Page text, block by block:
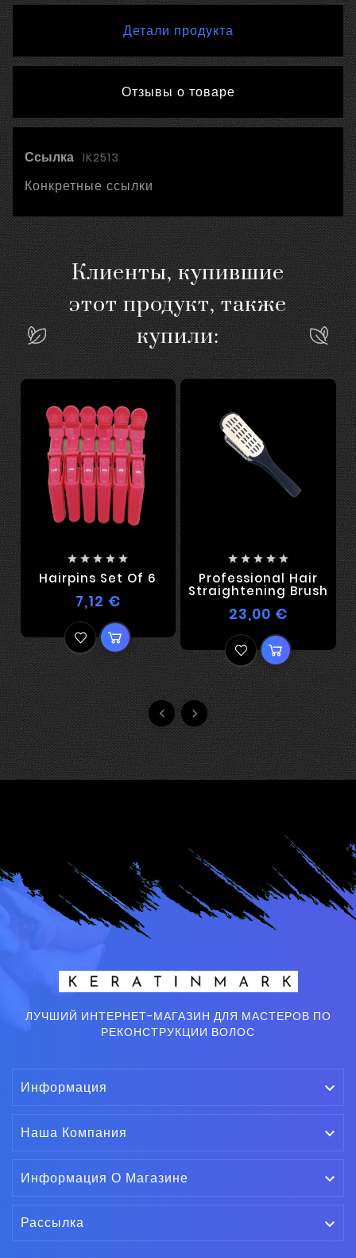
Детали продукта
Отзывы о товаре
Ссылка IK2513
Конкретные ссылки
Клиенты, купившие
этот продукт, также
купили:
    
Hairpins Set Of 6
7,12 €
    
Professional Hair
Straightening Brush
23,00 €
 
ЛУЧШИЙ ИНТЕРНЕТ-МАГАЗИН ДЛЯ МАСТЕРОВ ПО
РЕКОНСТРУКЦИИ ВОЛОС
Информация 
Наша Компания 
Информация О Магазине 
Рассылка 